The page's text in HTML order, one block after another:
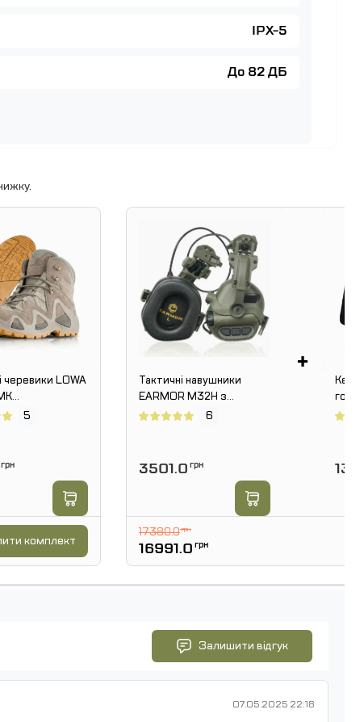
IPX-5
До 82 ДБ
черевики LOWA
Койот
5
грн
комплект
Тактичні навушники
EARMOR M32H з
кріпленнями під каску
6
3501.0 грн
+
го
Вага
17380.0грн
16991.0 грн
Залишити відгук
07.05.2025 22:18